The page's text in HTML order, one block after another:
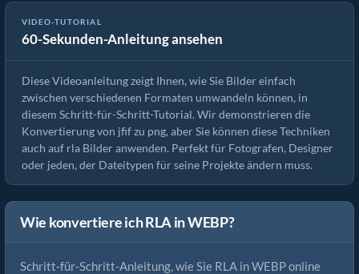
VIDEO-TUTORIAL
60-Sekunden-Anleitung ansehen
Wie man Bildformate online konvertiert
Diese Videoanleitung zeigt Ihnen, wie Sie Bilder einfach
zwischen verschiedenen Formaten umwandeln können, in
diesem Schritt-für-Schritt-Tutorial. Wir demonstrieren die
Konvertierung von jfif zu png, aber Sie können diese Techniken
auch auf rla Bilder anwenden. Perfekt für Fotografen, Designer
oder jeden, der Dateitypen für seine Projekte ändern muss.
Wie konvertiere ich RLA in WEBP?
Schritt-für-Schritt-Anleitung, wie Sie RLA in WEBP online